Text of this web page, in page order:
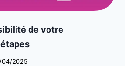
de votre
04/2025